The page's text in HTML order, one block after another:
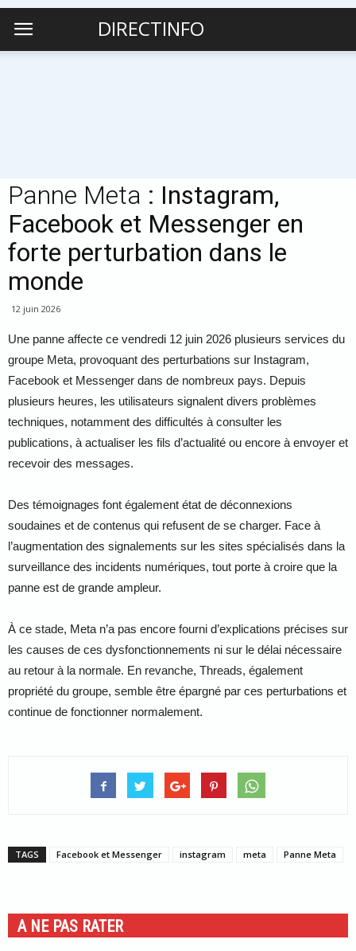
DIRECTINFO
Panne Meta : Instagram,
Facebook et Messenger en
forte perturbation dans le
monde
12 juin 2026
Une panne affecte ce vendredi 12 juin 2026 plusieurs services du
groupe Meta, provoquant des perturbations sur Instagram,
Facebook et Messenger dans de nombreux pays. Depuis
plusieurs heures, les utilisateurs signalent divers problèmes
techniques, notamment des difficultés à consulter les
publications, à actualiser les fils d’actualité ou encore à envoyer et
recevoir des messages.
Des témoignages font également état de déconnexions
soudaines et de contenus qui refusent de se charger. Face à
l’augmentation des signalements sur les sites spécialisés dans la
surveillance des incidents numériques, tout porte à croire que la
panne est de grande ampleur.
À ce stade, Meta n’a pas encore fourni d’explications précises sur
les causes de ces dysfonctionnements ni sur le délai nécessaire
au retour à la normale. En revanche, Threads, également
propriété du groupe, semble être épargné par ces perturbations et
continue de fonctionner normalement.
TAGS Facebook et Messenger instagram meta Panne Meta
A NE PAS RATER